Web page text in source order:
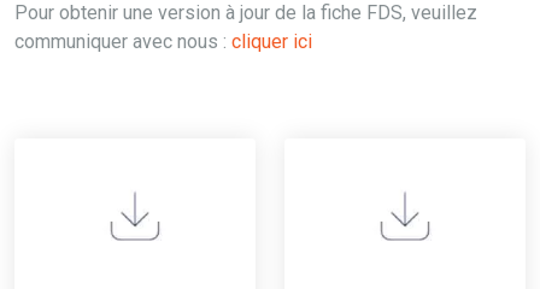
Pour obtenir une version à jour de la fiche FDS, veuillez
communiquer avec nous : cliquer ici